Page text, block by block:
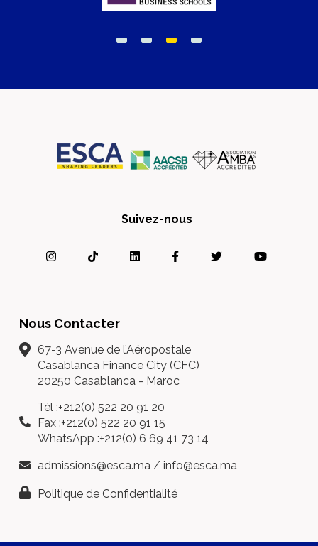
Suivez-nous
Nous Contacter
67-3 Avenue de l’Aéropostale
Casablanca Finance City (CFC)
20250 Casablanca - Maroc
Tél :+212(0) 522 20 91 20
Fax :+212(0) 522 20 91 15
WhatsApp :+212(0) 6 69 41 73 14
admissions@esca.ma / info@esca.ma
Politique de Confidentialité